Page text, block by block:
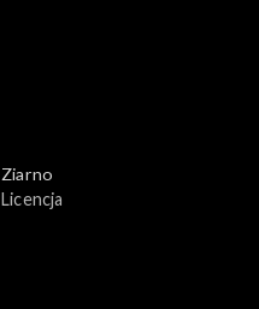
Ziarno
Licencja